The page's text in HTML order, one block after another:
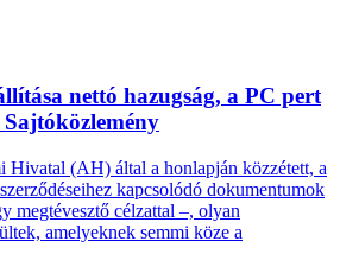
nettó hazugság, a PC pert
Hivatal (AH) által a honlapján közzétett, a
kapcsolódó dokumentumok
megtévesztő célzattal –, olyan
amelyeknek semmi köze a